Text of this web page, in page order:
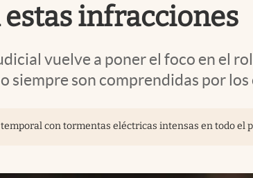
infracciones
vuelve a poner el foco en el
siempre son comprendidas por
con tormentas eléctricas intensas en todo el